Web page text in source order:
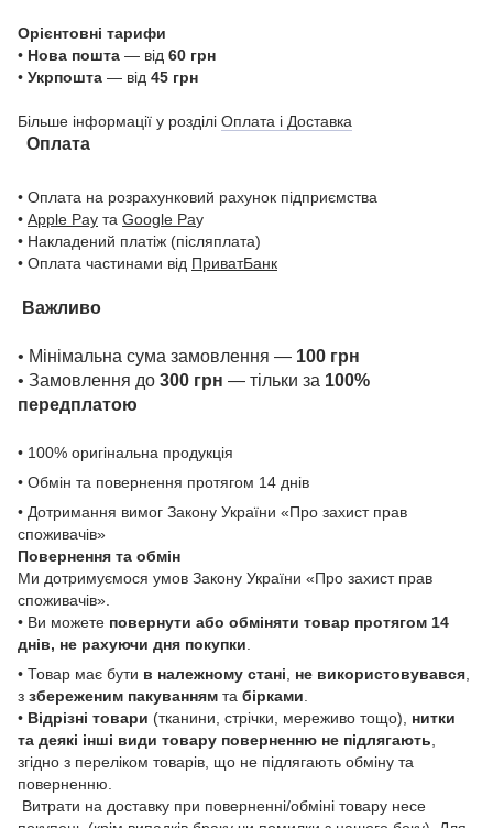
Орієнтовні тарифи
• Нова пошта — від 60 грн
• Укрпошта — від 45 грн
Більше інформації у розділі Оплата і Доставка
Оплата
• Оплата на розрахунковий рахунок підприємства
• Apple Pay та Google Pay
• Накладений платіж (післяплата)
• Оплата частинами від ПриватБанк
Важливо
• Мінімальна сума замовлення — 100 грн
• Замовлення до 300 грн — тільки за 100%
передплатою
• 100% оригінальна продукція
• Обмін та повернення протягом 14 днів
• Дотримання вимог Закону України «Про захист прав
споживачів»
Повернення та обмін
Ми дотримуємося умов Закону України «Про захист прав
споживачів».
• Ви можете повернути або обміняти товар протягом 14
днів, не рахуючи дня покупки
• Товар має бути в належному стані не використовувався
з збереженим пакуванням та бірками
• Відрізні товари (тканини, стрічки, мереживо тощо), нитки
та деякі інші види товару поверненню не підлягають
згідно з переліком товарів, що не підлягають обміну та
поверненню.
Витрати на доставку при поверненні/обміні товару несе